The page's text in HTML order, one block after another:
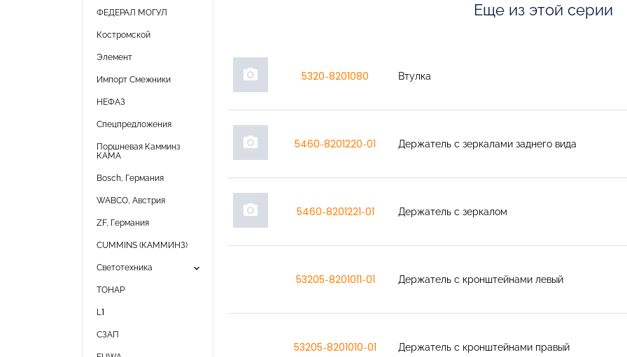
ФЕДЕРАЛ МОГУЛ
Костромской
Элемент
Импорт Смежники
НЕФАЗ
Спецпредложения
Поршневая Камминз
КАМА
Bosch, Германия
WABCO, Австрия
ZF, Германия
CUMMINS (КАММИНЗ)
Светотехника keyboard_arrow_down
ТОНАР
L1
СЗАП
Еще из этой серии
photo_camera 5320-8201080 Втулка
photo_camera 5460-8201220-01 Держатель с зеркалами заднего вида
photo_camera 5460-8201221-01 Держатель с зеркалом
53205-8201011-01 Держатель с кронштейнами левый
53205-8201010-01 Держатель с кронштейнами правый